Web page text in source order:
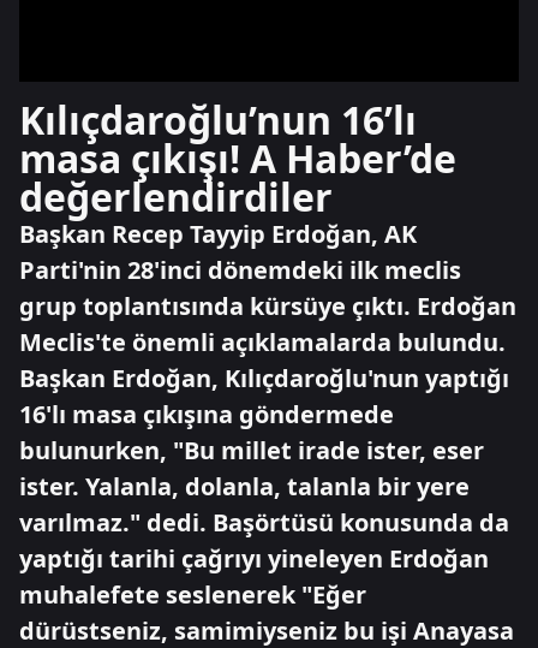
Kılıçdaroğlu’nun 16’lı
masa çıkışı! A Haber’de
değerlendirdiler
Başkan Recep Tayyip Erdoğan, AK
Parti'nin 28'inci dönemdeki ilk meclis
grup toplantısında kürsüye çıktı. Erdoğan
Meclis'te önemli açıklamalarda bulundu.
Başkan Erdoğan, Kılıçdaroğlu'nun yaptığı
16'lı masa çıkışına göndermede
bulunurken, "Bu millet irade ister, eser
ister. Yalanla, dolanla, talanla bir yere
varılmaz." dedi. Başörtüsü konusunda da
yaptığı tarihi çağrıyı yineleyen Erdoğan
muhalefete seslenerek "Eğer
dürüstseniz, samimiyseniz bu işi Anayasa